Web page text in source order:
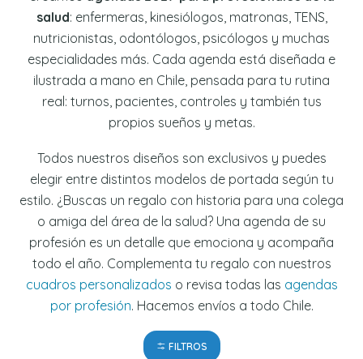
salud: enfermeras, kinesiólogos, matronas, TENS,
nutricionistas, odontólogos, psicólogos y muchas
especialidades más. Cada agenda está diseñada e
ilustrada a mano en Chile, pensada para tu rutina
real: turnos, pacientes, controles y también tus
propios sueños y metas.
Todos nuestros diseños son exclusivos y puedes
elegir entre distintos modelos de portada según tu
estilo. ¿Buscas un regalo con historia para una colega
o amiga del área de la salud? Una agenda de su
profesión es un detalle que emociona y acompaña
todo el año. Complementa tu regalo con nuestros
cuadros personalizados o revisa todas las agendas
por profesión. Hacemos envíos a todo Chile.
FILTROS